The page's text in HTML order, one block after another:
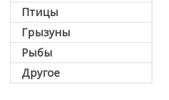
Птицы
Грызуны
Рыбы
Другое